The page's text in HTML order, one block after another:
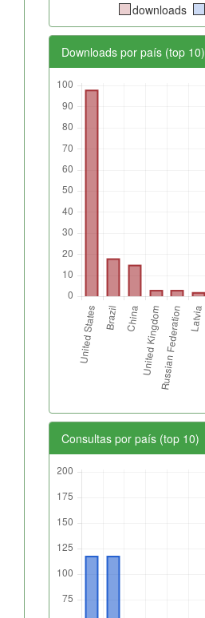
downloads
Downloads por país (top 10)
Consultas por país (top 10)